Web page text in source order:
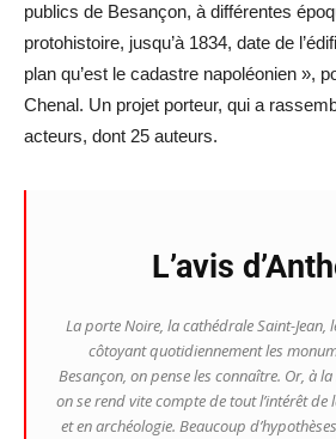
publics de Besançon, à différentes
protohistoire, jusqu’à 1834, date de
plan qu’est le cadastre napoléonien »,
Chenal. Un projet porteur, qui a
acteurs, dont 25 auteurs.
L’avis
La porte Noire, la cathédrale Saint-Jean,
côtoyant quotidiennement les
Besançon, on pense les connaître. Or, à
on se rend vite compte de tout l’intérêt de
et en archéologie. Beaucoup